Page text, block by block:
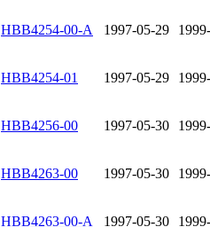
HBB4254-00-A 1997-05-29
HBB4254-01 1997-05-29
HBB4256-00 1997-05-30
HBB4263-00 1997-05-30
HBB4263-00-A 1997-05-30